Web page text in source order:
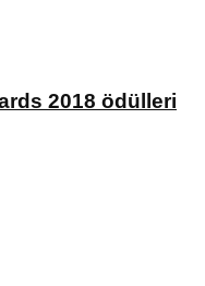
2018 ödülleri